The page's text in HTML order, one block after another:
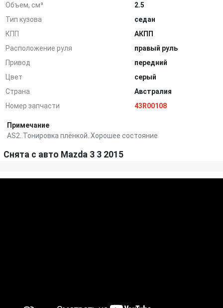
Объем, см³
2.5
Тип кузова
седан
КПП
АКПП
Расположение руля
правый руль
Привод
передний
Цвет
серый
Страна
Австралия
Номер запчасти
43R00108
Примечание
AS2. Тонировка плёнкой. Хорошее состояние
Снята с авто Mazda 3 3 2015